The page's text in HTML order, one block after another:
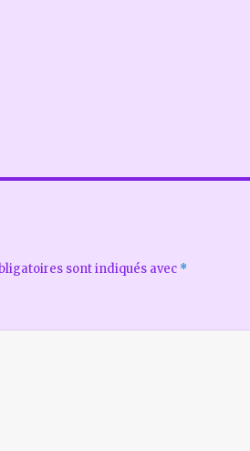
sont indiqués avec *